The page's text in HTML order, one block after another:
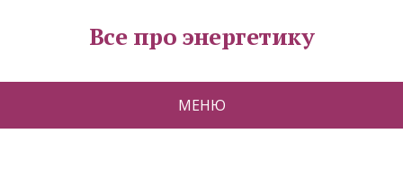
Все про энергетику
МЕНЮ